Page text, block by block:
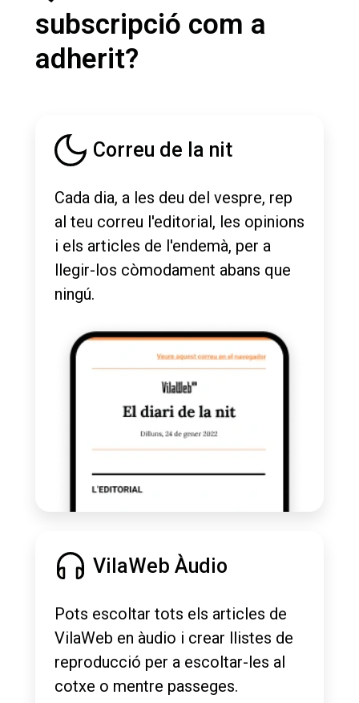
subscripció com a
adherit?
Correu de la nit
Cada dia, a les deu del vespre, rep
al teu correu l'editorial, les opinions
i els articles de l'endemà, per a
llegir-los còmodament abans que
ningú.
VilaWeb Àudio
Pots escoltar tots els articles de
VilaWeb en àudio i crear llistes de
reproducció per a escoltar-les al
cotxe o mentre passeges.